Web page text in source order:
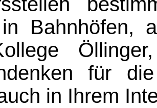
Bahnhöfen,
für
in Ihrem